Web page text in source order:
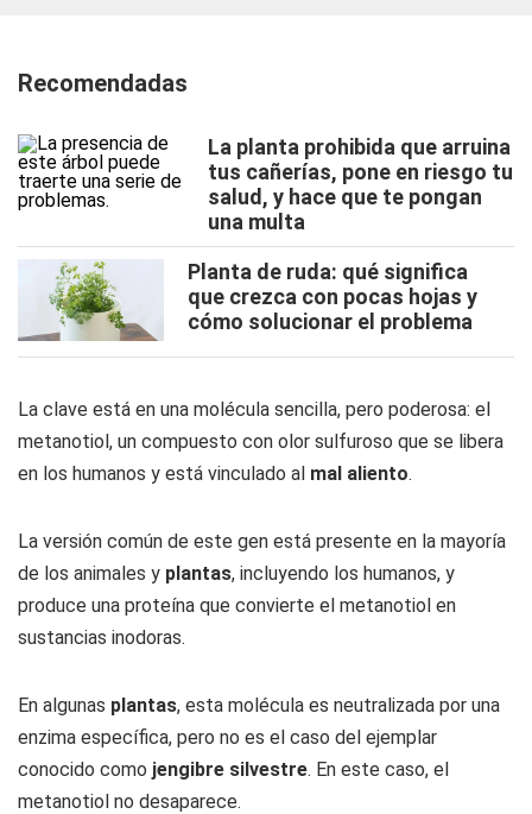
Recomendadas
La planta prohibida que arruina
tus cañerías, pone en riesgo tu
salud, y hace que te pongan
una multa
Planta de ruda: qué significa
que crezca con pocas hojas y
cómo solucionar el problema
La clave está en una molécula sencilla, pero poderosa: el
metanotiol, un compuesto con olor sulfuroso que se libera
en los humanos y está vinculado al mal aliento.
La versión común de este gen está presente en la mayoría
de los animales y plantas, incluyendo los humanos, y
produce una proteína que convierte el metanotiol en
sustancias inodoras.
En algunas plantas, esta molécula es neutralizada por una
enzima específica, pero no es el caso del ejemplar
conocido como jengibre silvestre. En este caso, el
metanotiol no desaparece.